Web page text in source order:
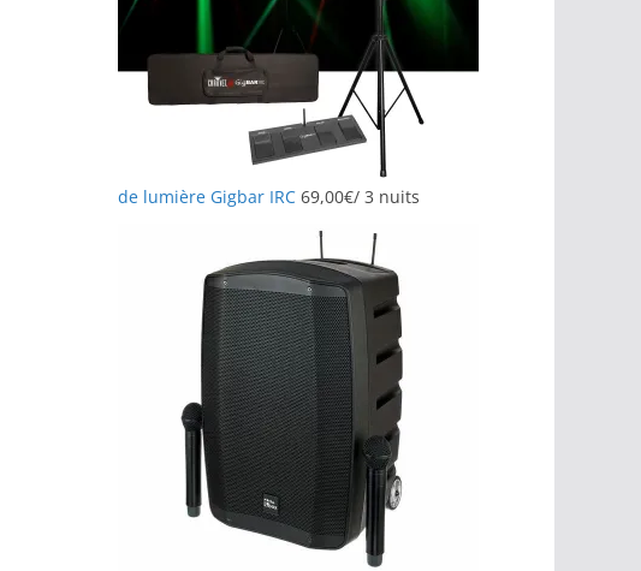
de lumière Gigbar IRC 69,00€/ 3 nuits